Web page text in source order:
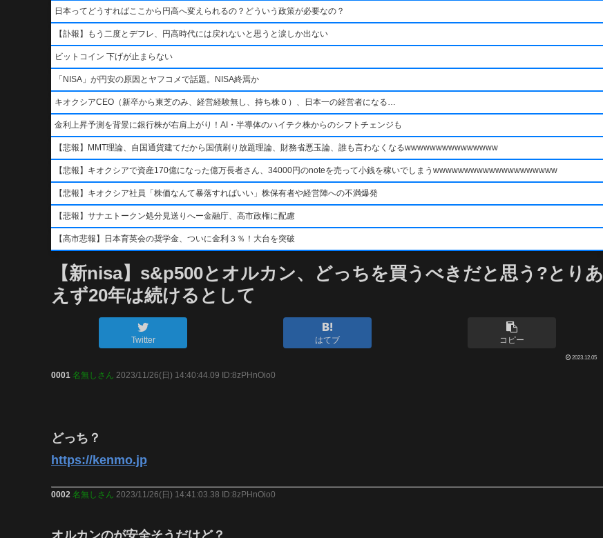
日本ってどうすればここから円高へ変えられるの？どういう政策が必要なの？
【訃報】もう二度とデフレ、円高時代には戻れないと思うと涙しか出ない
ビットコイン 下げが止まらない
「NISA」が円安の原因とヤフコメで話題。NISA終焉か
キオクシアCEO（新卒から東芝のみ、経営経験無し、持ち株０）、日本一の経営者になる…
金利上昇予測を背景に銀行株が右肩上がり！AI・半導体のハイテク株からのシフトチェンジも
【悲報】MMT理論、自国通貨建てだから国債刷り放題理論、財務省悪玉論、誰も言わなくなるwwwwwwwwwwwwwww
【悲報】キオクシアで資産170億になった億万長者さん、34000円のnoteを売って小銭を稼いでしまうwwwwwwwwwwwwwwwwwwww
【悲報】キオクシア社員「株価なんて暴落すればいい」株保有者や経営陣への不満爆発
【悲報】サナエトークン処分見送りへー金融庁、高市政権に配慮
【高市悲報】日本育英会の奨学金、ついに金利３％！大台を突破
【新nisa】s&p500とオルカン、どっちを買うべきだと思う?とりあ
えず20年は続けるとして
Twitter はてブ コピー
2023.12.05
0001 名無しさん 2023/11/26(日) 14:40:44.09 ID:8zPHnOio0
どっち？
https://kenmo.jp
0002 名無しさん 2023/11/26(日) 14:41:03.38 ID:8zPHnOio0